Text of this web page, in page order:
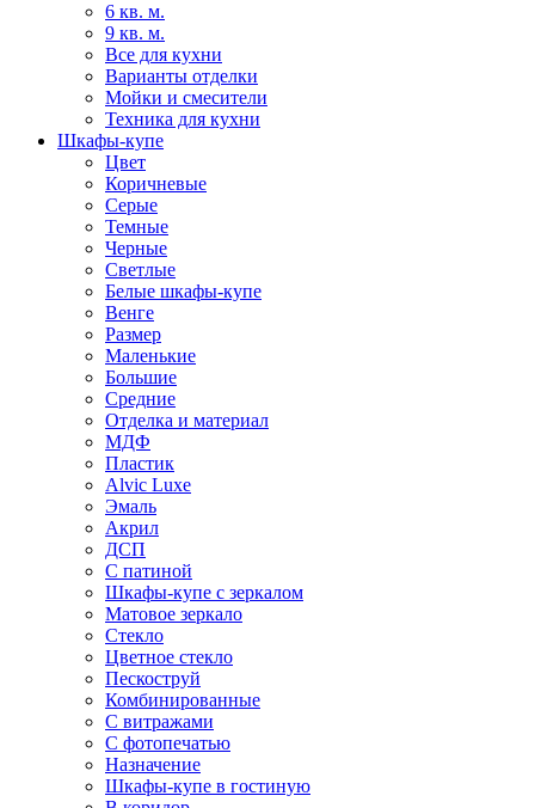
6 кв. м.
9 кв. м.
Все для кухни
Варианты отделки
Мойки и смесители
Техника для кухни
Шкафы-купе
Цвет
Коричневые
Серые
Темные
Черные
Светлые
Белые шкафы-купе
Венге
Размер
Маленькие
Большие
Средние
Отделка и материал
МДФ
Пластик
Alvic Luxe
Эмаль
Акрил
ДСП
С патиной
Шкафы-купе с зеркалом
Матовое зеркало
Стекло
Цветное стекло
Пескоструй
Комбинированные
С витражами
С фотопечатью
Назначение
Шкафы-купе в гостиную